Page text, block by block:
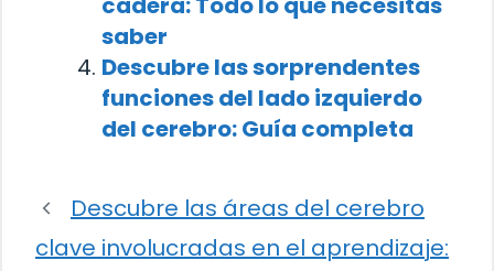
saber
Descubre las sorprendentes
funciones del lado izquierdo
del cerebro: Guía completa
Descubre las áreas del cerebro
clave involucradas en el aprendizaje: